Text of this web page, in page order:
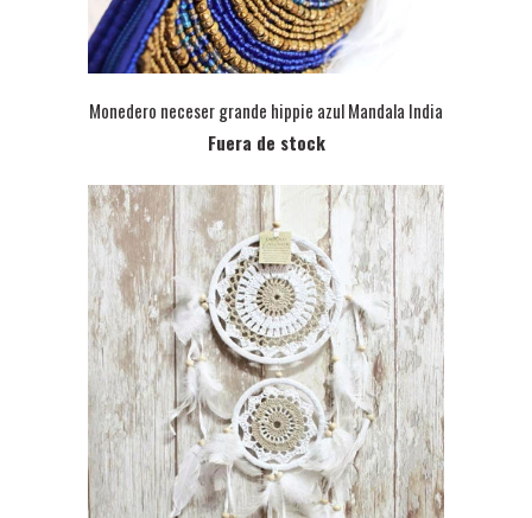
Monedero neceser grande hippie azul Mandala India
Fuera de stock